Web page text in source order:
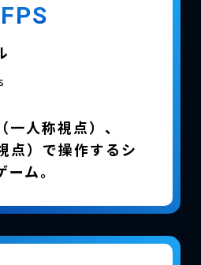
FPS
人称視点）、
点）で操作するシ
ム。